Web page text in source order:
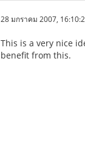
28 มกราคม 2007,
This is a very nice
benefit from this.